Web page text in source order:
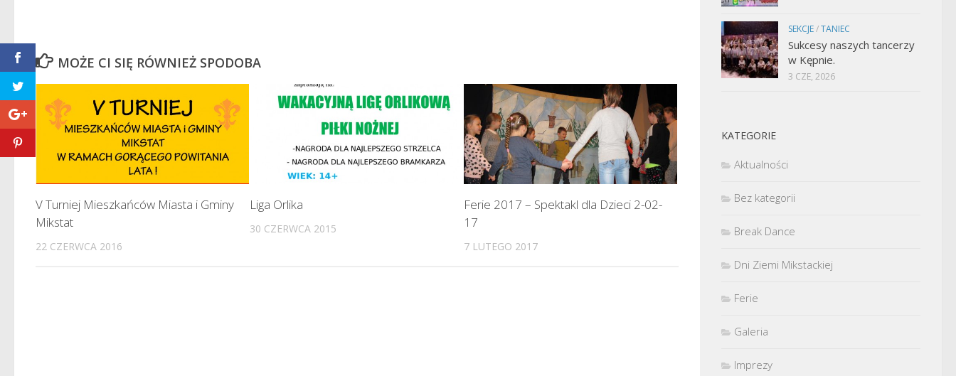
MOŻE CI SIĘ RÓWNIEŻ SPODOBA
V Turniej Mieszkańców Miasta i Gminy
Mikstat
22 CZERWCA 2016
Liga Orlika
30 CZERWCA 2015
Ferie 2017 – Spektakl dla Dzieci 2-02-
17
7 LUTEGO 2017
SEKCJE/TANIEC
Sukcesy naszych tancerzy
w Kępnie.
3 CZE, 2026
KATEGORIE
Aktualności
Bez kategorii
Break Dance
Dni Ziemi Mikstackiej
Ferie
Galeria
Imprezy